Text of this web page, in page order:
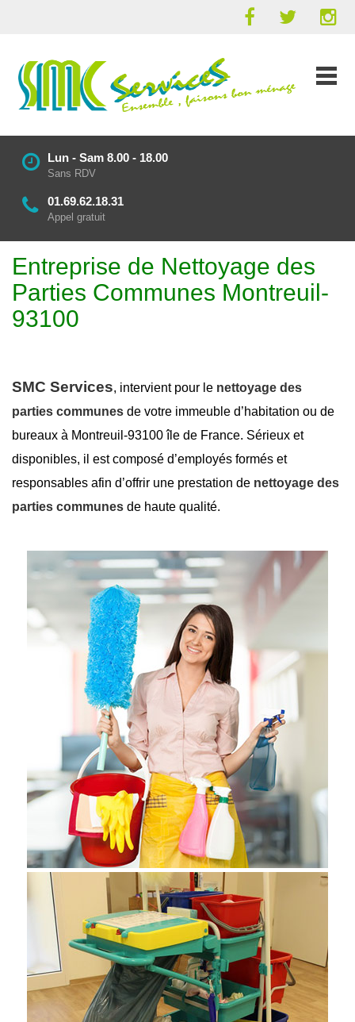
Lun - Sam 8.00 - 18.00
Sans RDV
01.69.62.18.31
Appel gratuit
Entreprise de Nettoyage des
Parties Communes Montreuil-
93100
SMC Services, intervient pour le nettoyage des
parties communes de votre immeuble d’habitation ou de
bureaux à Montreuil-93100 île de France. Sérieux et
disponibles, il est composé d’employés formés et
responsables afin d’offrir une prestation de nettoyage des
parties communes de haute qualité.